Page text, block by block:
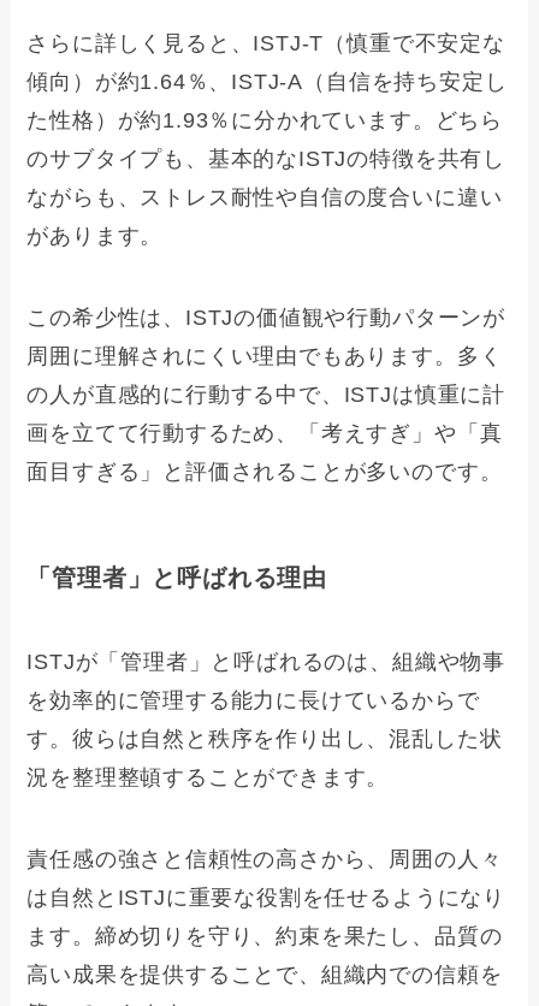
さらに詳しく見ると、ISTJ-T（慎重で不安定な
傾向）が約1.64％、ISTJ-A（自信を持ち安定し
た性格）が約1.93％に分かれています。どちら
のサブタイプも、基本的なISTJの特徴を共有し
ながらも、ストレス耐性や自信の度合いに違い
があります。
この希少性は、ISTJの価値観や行動パターンが
周囲に理解されにくい理由でもあります。多く
の人が直感的に行動する中で、ISTJは慎重に計
画を立てて行動するため、「考えすぎ」や「真
面目すぎる」と評価されることが多いのです。
「管理者」と呼ばれる理由
ISTJが「管理者」と呼ばれるのは、組織や物事
を効率的に管理する能力に長けているからで
す。彼らは自然と秩序を作り出し、混乱した状
況を整理整頓することができます。
責任感の強さと信頼性の高さから、周囲の人々
は自然とISTJに重要な役割を任せるようになり
ます。締め切りを守り、約束を果たし、品質の
高い成果を提供することで、組織内での信頼を